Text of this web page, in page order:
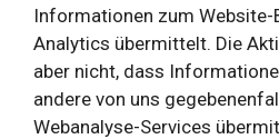
Informationen zum Website-
Analytics übermittelt. Die
aber nicht, dass
andere von uns
Webanalyse-Services